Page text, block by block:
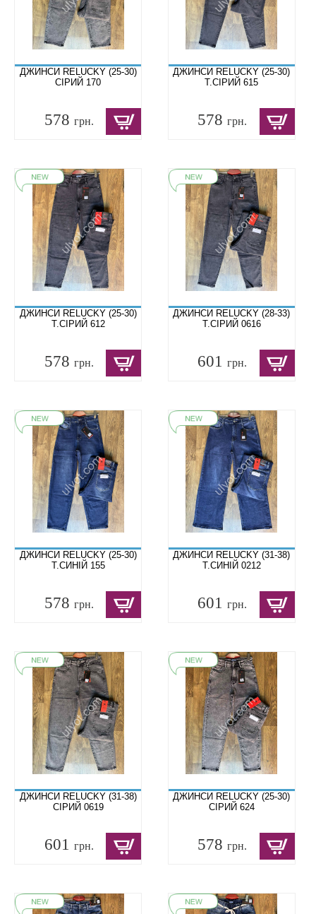
ДЖИНСИ RELUCKY (25-30)
СІРИЙ 170
578 грн.
ДЖИНСИ RELUCKY (25-30)
Т.СІРИЙ 615
578грн.
ДЖИНСИ RELUCKY (25-30)
Т.СІРИЙ 612
578 грн.
ДЖИНСИ RELUCKY (28-33)
Т.СІРИЙ 0616
601грн.
ДЖИНСИ RELUCKY (25-30)
Т.СИНІЙ 155
578 грн.
ДЖИНСИ RELUCKY (31-38)
Т.СИНІЙ 0212
601грн.
ДЖИНСИ RELUCKY (31-38)
СІРИЙ 0619
601 грн.
ДЖИНСИ RELUCKY (25-30)
СІРИЙ 624
578грн.